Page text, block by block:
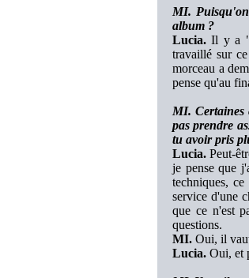
MI.
album ?
Lucia. Il y a
travaillé sur
morceau a
pense qu'au
MI. Certaines
pas prendre
tu avoir pris
Lucia. Peut-
je pense que
techniques,
service d'une
que ce n'est
questions.
MI. Oui, il
Lucia. Oui, et